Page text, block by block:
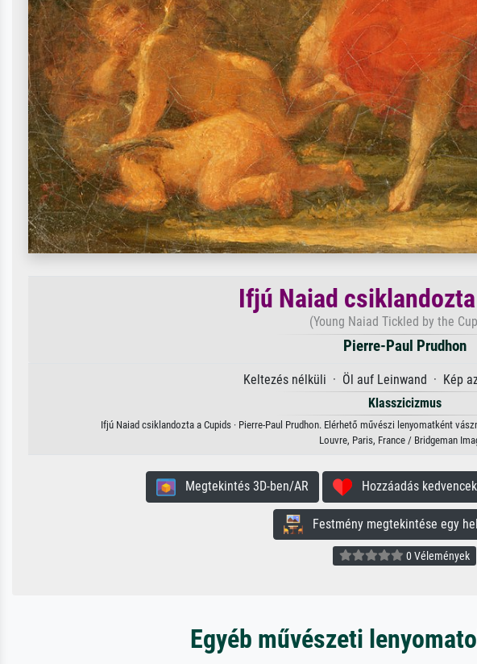
Ifjú Naiad
(Young Naiad Tickled by the
Pierre-Paul Prudhon
Keltezés nélküli · Öl auf Leinwand · Kép
Klasszicizmus
Ifjú Naiad csiklandozta a Cupids · Pierre-Paul Prudhon. Elérhető művészi lenyomatként
Louvre, Paris, France / Bridgeman
Megtekintés 3D-ben/AR Hozzáadás
Festmény megtekintése egy
0 Vélemények
Egyéb művészeti